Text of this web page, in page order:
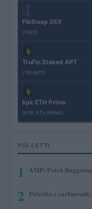
FibSwap DEX
(FIBO)
TruFin Staked APT
(TRUAPT)
kpk ETH Prime
(KPK ETH PRIME)
PIÙ LETTI
1 AMP: Potrà
2 Petrolio e carburanti: